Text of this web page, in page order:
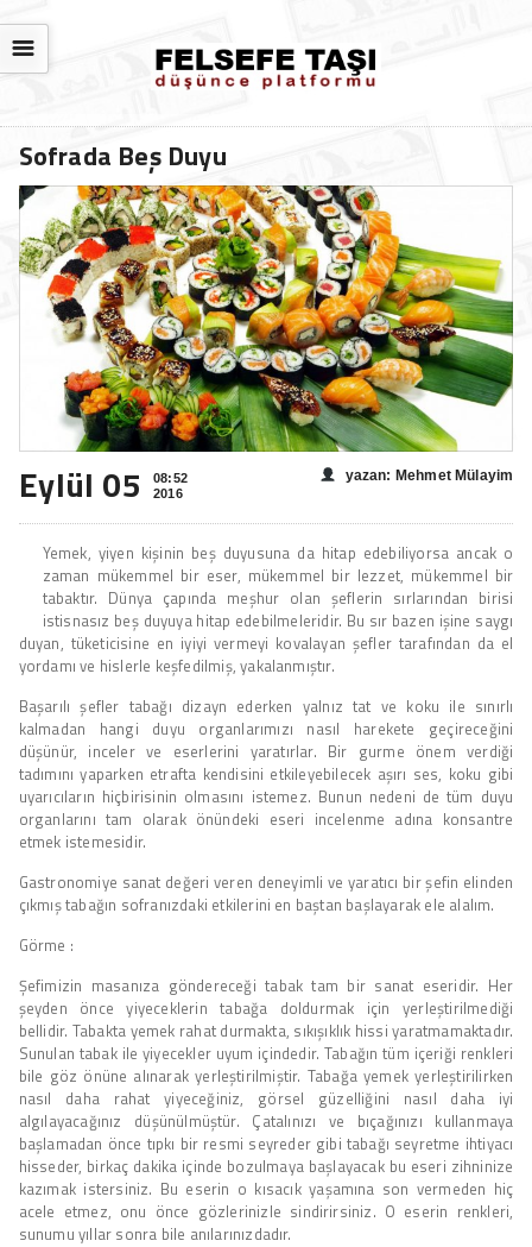
☰
Sofrada Beş Duyu
Eylül 05
08:52
2016
yazan: Mehmet Mülayim
Yemek, yiyen kişinin beş duyusuna da hitap edebiliyorsa ancak o
zaman mükemmel bir eser, mükemmel bir lezzet, mükemmel bir
tabaktır. Dünya çapında meşhur olan şeflerin sırlarından birisi
istisnasız beş duyuya hitap edebilmeleridir. Bu sır bazen işine saygı
duyan, tüketicisine en iyiyi vermeyi kovalayan şefler tarafından da el
yordamı ve hislerle keşfedilmiş, yakalanmıştır.
Başarılı şefler tabağı dizayn ederken yalnız tat ve koku ile sınırlı
kalmadan hangi duyu organlarımızı nasıl harekete geçireceğini
düşünür, inceler ve eserlerini yaratırlar. Bir gurme önem verdiği
tadımını yaparken etrafta kendisini etkileyebilecek aşırı ses, koku gibi
uyarıcıların hiçbirisinin olmasını istemez. Bunun nedeni de tüm duyu
organlarını tam olarak önündeki eseri incelenme adına konsantre
etmek istemesidir.
Gastronomiye sanat değeri veren deneyimli ve yaratıcı bir şefin elinden
çıkmış tabağın sofranızdaki etkilerini en baştan başlayarak ele alalım.
Görme :
Şefimizin masanıza göndereceği tabak tam bir sanat eseridir. Her
şeyden önce yiyeceklerin tabağa doldurmak için yerleştirilmediği
bellidir. Tabakta yemek rahat durmakta, sıkışıklık hissi yaratmamaktadır.
Sunulan tabak ile yiyecekler uyum içindedir. Tabağın tüm içeriği renkleri
bile göz önüne alınarak yerleştirilmiştir. Tabağa yemek yerleştirilirken
nasıl daha rahat yiyeceğiniz, görsel güzelliğini nasıl daha iyi
algılayacağınız düşünülmüştür. Çatalınızı ve bıçağınızı kullanmaya
başlamadan önce tıpkı bir resmi seyreder gibi tabağı seyretme ihtiyacı
hisseder, birkaç dakika içinde bozulmaya başlayacak bu eseri zihninize
kazımak istersiniz. Bu eserin o kısacık yaşamına son vermeden hiç
acele etmez, onu önce gözlerinizle sindirirsiniz. O eserin renkleri,
sunumu yıllar sonra bile anılarınızdadır.